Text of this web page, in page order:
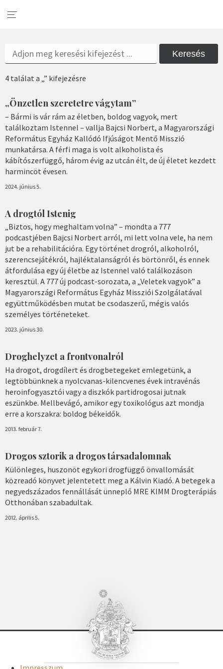
Keresés
4 találat a „” kifejezésre
„Önzetlen szeretetre vágytam”
– Bármi is vár rám az életben, boldog vagyok, mert
találkoztam Istennel – vallja Bajcsi Norbert, a Magyarországi
Református Egyház Kallódó Ifjúságot Mentő Misszió
munkatársa. A férfi maga is volt alkoholista és
kábítószerfüggő, három évig az utcán élt, de új életet kezdett
harmincöt évesen.
2024. június 5.
A drogtól Istenig
„Biztos, hogy meghaltam volna” – mondta a 777
podcastjében Bajcsi Norbert arról, mi lett volna vele, ha nem
jut be a rehabilitációra. Egy történet drogról, alkoholról,
szerencsejátékról, hajléktalanságról és börtönről, és ennek
átfordulása egy új életbe az Istennel való találkozáson
keresztül. A 777 új podcast-sorozata, a „Veletek vagyok” a
Magyarországi Református Egyház Missziói Szolgálatával
együttműködésben mutat be csodaszerű, mégis valós
személyes történeteket.
2023. június 30.
Droghelyzet a frontvonalról
Ha drogot, drogdílert és drogbetegeket emlegetünk, a
legtöbbünknek a nyolcvanas-kilencvenes évek intravénás
heroinfogyasztói vagy a diszkók partidrogosai jutnak
eszünkbe. Mellbevágó, amikor egy toxikológus azt mondja
erre a korszakra: boldog békeidők.
2013. február 7.
Drogos sztorik a drogos társadalomnak
Különleges, huszonöt egykori drogfüggő önvallomását
közreadó könyvet jelentetett meg a Kálvin Kiadó. A betegek a
negyedszázados fennállását ünneplő MRE KIMM Drogterápiás
Otthonában szabadultak.
2012. április 5.